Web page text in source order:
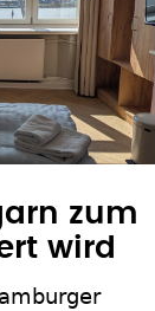
zum
wird